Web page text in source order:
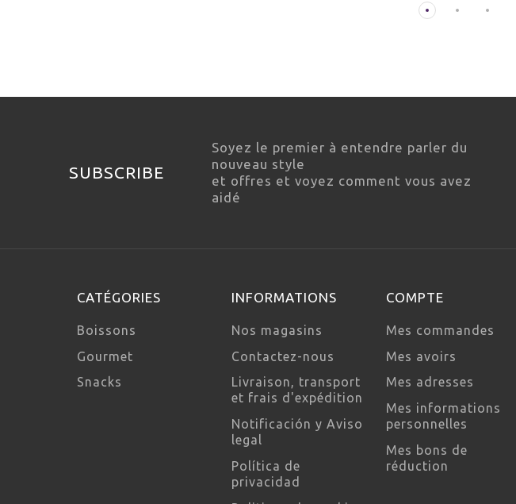
SUBSCRIBE
Soyez le premier à entendre parler du
nouveau style
et offres et voyez comment vous avez
aidé
CATÉGORIES
Boissons
Gourmet
Snacks
INFORMATIONS
Nos magasins
Contactez-nous
Livraison, transport
et frais d'expédition
Notificación y Aviso
legal
Política de
privacidad
COMPTE
Mes commandes
Mes avoirs
Mes adresses
Mes informations
personnelles
Mes bons de
réduction